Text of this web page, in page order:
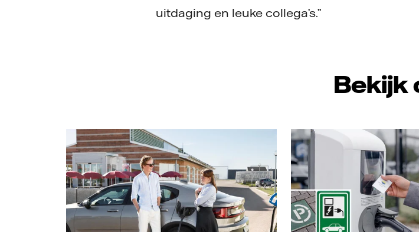
uitdaging en leuke collega’s.”
Bekijk
Vattenfall/Jeanette Hägglund Vattenfall/Jorrit Lousberg